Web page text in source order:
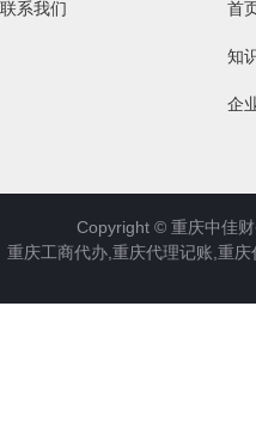
联系我们 首
知
企
Copyright © 重庆中佳
重庆工商代办,重庆代理记账,重